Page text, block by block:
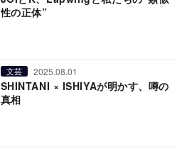
性の正体”
文芸 2025.08.01
SHINTANI × ISHIYAが明かす、噂の
真相